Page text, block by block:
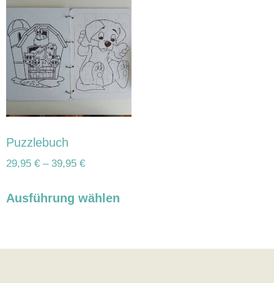
Puzzlebuch
29,95 € – 39,95 €
Ausführung wählen